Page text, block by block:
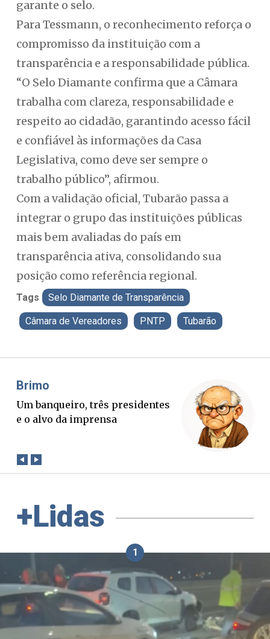
garante o selo.
Para Tessmann, o reconhecimento reforça o
compromisso da instituição com a
transparência e a responsabilidade pública.
“O Selo Diamante confirma que a Câmara
trabalha com clareza, responsabilidade e
respeito ao cidadão, garantindo acesso fácil
e confiável às informações da Casa
Legislativa, como deve ser sempre o
trabalho público”, afirmou.
Com a validação oficial, Tubarão passa a
integrar o grupo das instituições públicas
mais bem avaliadas do país em
transparência ativa, consolidando sua
posição como referência regional.
Tags Selo Diamante de Transparência
Câmara de Vereadores PNTP Tubarão
Misael Elias
O Boato corre mais rápido que a
verdade. Mas quem paga a
+Lidas
1